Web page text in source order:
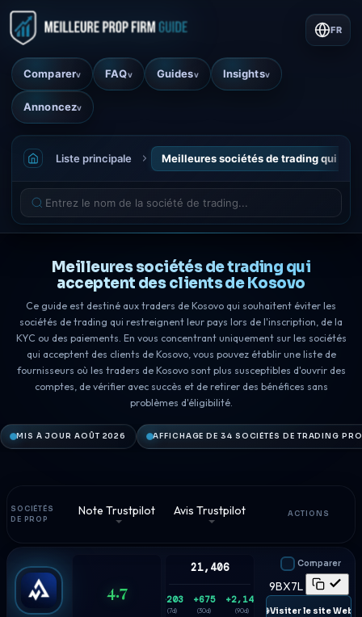
Comparerv FAQv Guidesv Insightsv
Annoncezv
FR
Liste principale Meilleures sociétés de trading qui
Meilleures sociétés de trading qui
acceptent des clients de Kosovo
Ce guide est destiné aux traders de Kosovo qui souhaitent éviter les
sociétés de trading qui restreignent leur pays lors de l'inscription, de la
KYC ou des paiements. En vous concentrant uniquement sur les sociétés
qui acceptent des clients de Kosovo, vous pouvez établir une liste de
fournisseurs où les traders de Kosovo sont plus susceptibles d'ouvrir des
comptes, de vérifier avec succès et de retirer des bénéfices sans
problèmes d'éligibilité.
MIS À JOUR AOÛT 2026 AFFICHAGE DE 34 SOCIÉTÉS DE TRADING
SOCIÉTÉS
DE PROP
Note Trustpilot Avis Trustpilot ACTIONS
4.7
21,406
+203
(7d)
+675
(30d)
+2,145
(90d)
Comparer
9BX7L
🌐 Visiter le site Web